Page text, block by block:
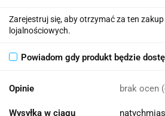
Zarejestruj się, aby otrzymać za ten
lojalnościowych.
Powiadom gdy produkt będzie
Opinie brak ocen
Wysyłka w ciągu